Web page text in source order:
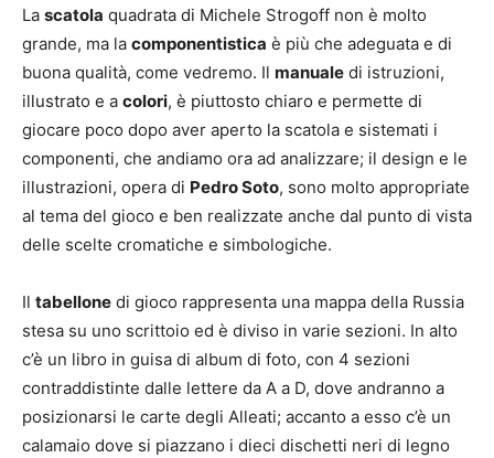
La scatola quadrata di Michele Strogoff non è molto
grande, ma la componentistica è più che adeguata e di
buona qualità, come vedremo. Il manuale di istruzioni,
illustrato e a colori, è piuttosto chiaro e permette di
giocare poco dopo aver aperto la scatola e sistemati i
componenti, che andiamo ora ad analizzare; il design e le
illustrazioni, opera di Pedro Soto, sono molto appropriate
al tema del gioco e ben realizzate anche dal punto di vista
delle scelte cromatiche e simbologiche.
Il tabellone di gioco rappresenta una mappa della Russia
stesa su uno scrittoio ed è diviso in varie sezioni. In alto
c’è un libro in guisa di album di foto, con 4 sezioni
contraddistinte dalle lettere da A a D, dove andranno a
posizionarsi le carte degli Alleati; accanto a esso c’è un
calamaio dove si piazzano i dieci dischetti neri di legno